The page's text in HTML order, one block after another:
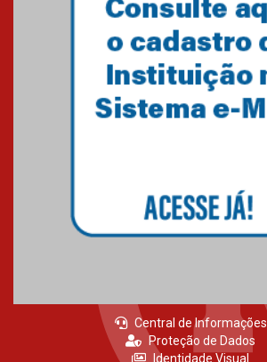
Central de Informações
Proteção de Dados
Identidade Visual